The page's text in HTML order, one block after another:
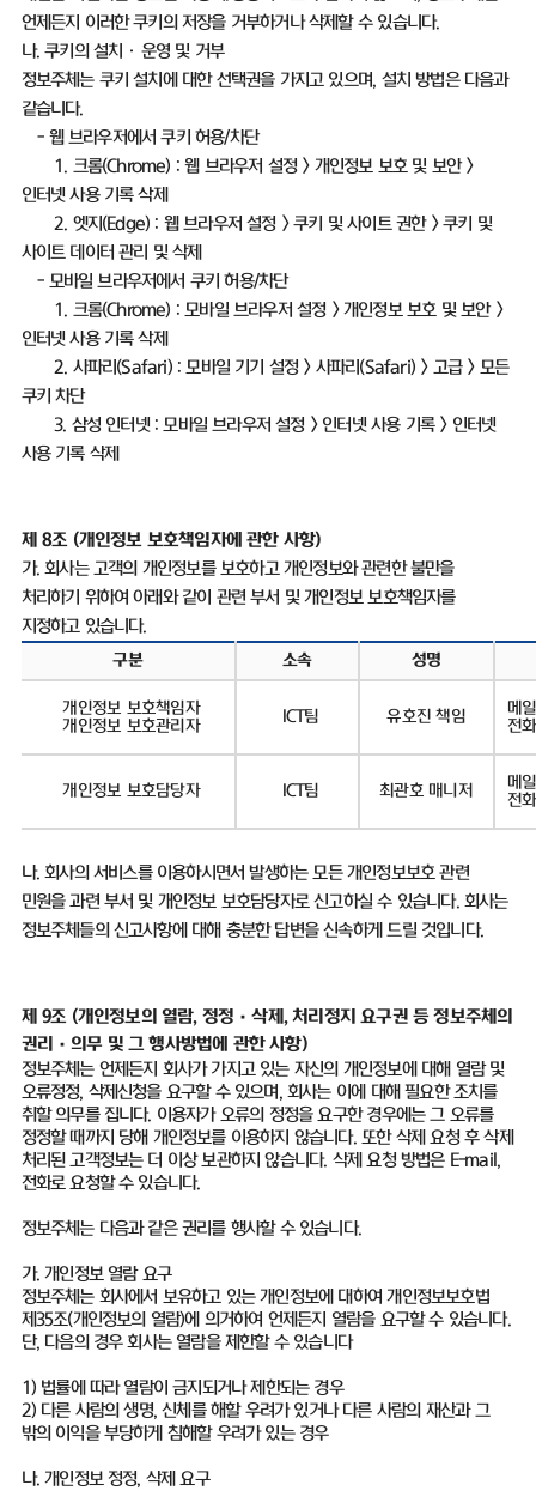
언제든지 이러한 쿠키의 저장을 거부하거나 삭제할 수 있습니다.
나.쿠키의 설치ㆍ운영 및 거부
정보주체는 쿠키 설치에 대한 선택권을 가지고 있으며, 설치 방법은 다음과
같습니다.
- 웹 브라우저에서 쿠키 허용/차단
1. 크롬(Chrome) :웹 브라우저 설정> 개인정보 보호 및 보안>
인터넷 사용 기록 삭제
2. 엣지 (Edge) : 웹 브라우저 설정>쿠키 및 사이트 권한>쿠키 및
사이트 데이터 관리 및 삭제
- 모바일 브라우저에서 쿠키 허용/차단
1. 크롬(Chrome) : 모바일 브라우저 설정>개인정보 보호 및 보안>
인터넷 사용 기록 삭제
2. 사파리 (Safari) : 모바일 기기 설정> 사파리 (Safari) > 고급> 모든
쿠키 차단
3. 삼성 인터넷: 모바일 브라우저 설정> 인터넷 사용 기록> 인터넷
사용 기록 삭제
제 8조 (개인정보 보호책임자에 관한 사항)
가.회사는 고객의 개인정보를 보호하고 개인정보와 관련한 불만을
처리하기 위하여 아래와 같이 관련 부서 및 개인정보 보호책임자를
지정하고 있습니다.
구분 소속 성명
개인정보 보호책임자
개인정보 보호관리자
ICT팀 유호진 책임
메
전
개인정보 보호담당자 ICT팀 최관호 매니저
메일
전
나.회사의 서비스를 이용하시면서 발생하는 모든 개인정보보호 관련
민원을 과련 부서 및 개인정보 보호담당자로 신고하실 수 있습니다. 회사는
정보주체들의 신고사항에 대해 충분한 답변을 신속하게 드릴 것입니다.
제 9조 (개인정보의 열람, 정정 ·삭제, 처리정지 요구권 등 정보주체의
권리·의무 및 그 행사방법에 관한 사항)
정보주체는 언제든지 회사가 가지고 있는 자신의 개인정보에 대해 열람 및
오류정정, 삭제신청을 요구할 수 있으며, 회사는 이에 대해 필요한 조치를
취할 의무를 집니다. 이용자가 오류의 정정을 요구한 경우에는 그 오류를
정정할 때까지 당해 개인정보를 이용하지 않습니다. 또한 삭제 요청 후 삭제
처리된 고객정보는 더 이상 보관하지 않습니다. 삭제 요청 방법은 E-mail,
전화로 요청할 수 있습니다.
정보주체는 다음과 같은 권리를 행사할 수 있습니다.
가. 개인정보 열람 요구
정보주체는 회사에서 보유하고 있는 개인정보에 대하여 개인정보보호법
제35조(개인정보의 열람)에 의거하여 언제든지 열람을 요구할 수 있습니다.
단, 다음의 경우 회사는 열람을 제한할 수 있습니다
1) 법률에 따라 열람이 금지되거나 제한되는 경우
2) 다른 사람의 생명, 신체를 해할 우려가 있거나 다른 사람의 재산과 그
밖의 이익을 부당하게 침해할 우려가 있는 경우
나. 개인정보 정정, 삭제 요구